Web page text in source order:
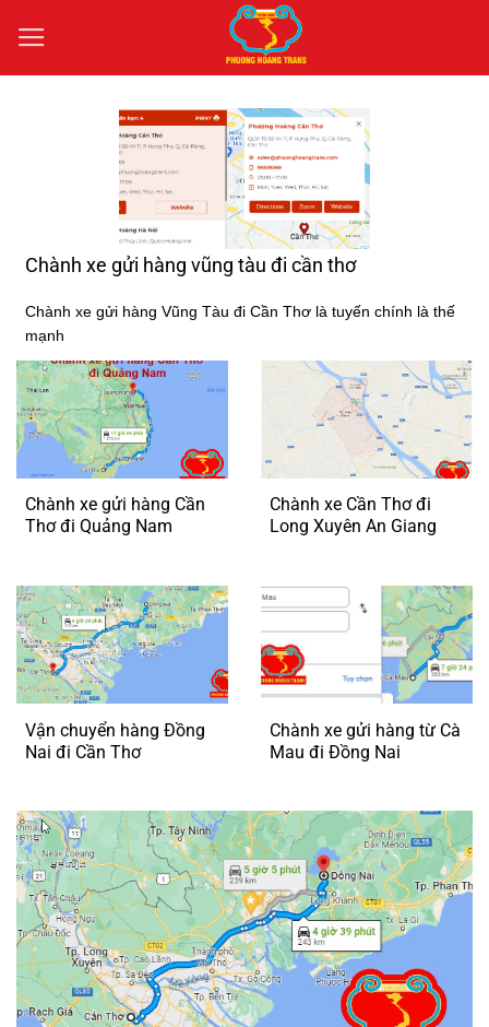
qua
nội
Chành xe gửi hàng vũng tàu đi cần thơ
Chành xe gửi hàng Vũng Tàu đi Cần Thơ là tuyến chính là thế
mạnh
Chành xe gửi hàng Cần
Thơ đi Quảng Nam
Chành xe Cần Thơ đi
Long Xuyên An Giang
Vận chuyển hàng Đồng
Nai đi Cần Thơ
Chành xe gửi hàng từ Cà
Mau đi Đồng Nai